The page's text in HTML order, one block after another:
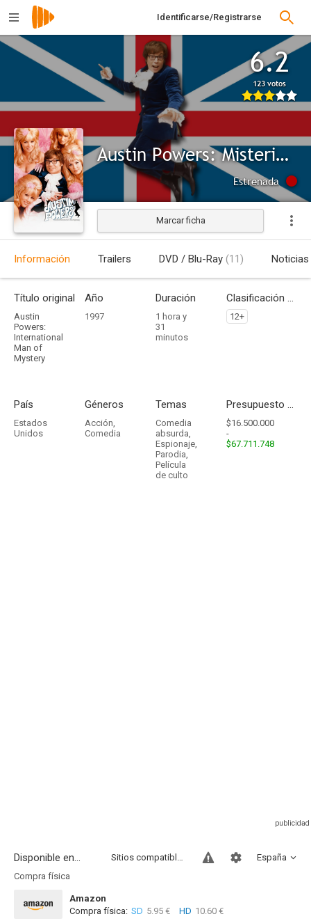
Identificarse/Registrarse
6.2
123 votos
Austin Powers: Misterioso agente internacional
Estrenada
Marcar ficha
Información Trailers DVD / Blu-Ray (11) Noticias
Título original
Austin
Powers:
International
Man of
Mystery
Año
1997
Duración
1 hora y
31
minutos
Clasificación por edades
12+
País
Estados
Unidos
Géneros
Acción,
Comedia
Temas
Comedia
absurda,
Espionaje,
Parodia,
Película
de culto
Presupuesto - Ingresos
$16.500.000
-
$67.711.748
Disponible en... España
Sitios compatibles
Compra física
Amazon
Compra física: SD 5.95 € HD 10.60 €